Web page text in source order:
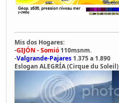
Mis dos Hogares:
-GIJÓN - Somió 110msnm.
-Valgrande-Pajares 1.375 a 1.890
Eslogan ALEGRÍA (Cirque du Soleil)